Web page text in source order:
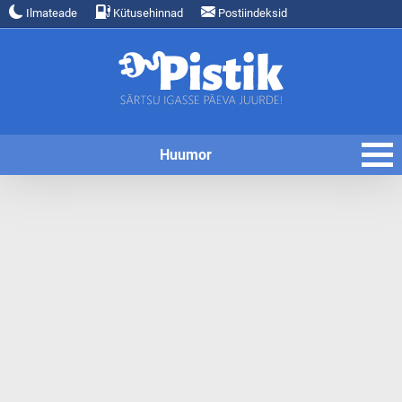
Ilmateade Kütusehinnad Postiindeksid
Huumor